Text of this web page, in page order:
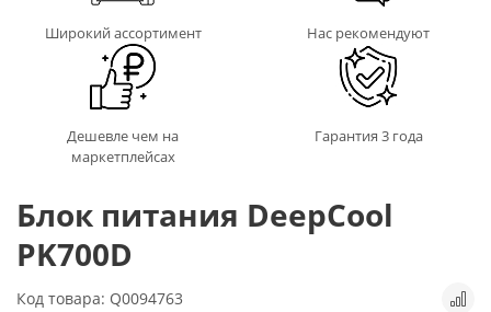
Широкий ассортимент Нас рекомендуют
Дешевле чем на
маркетплейсах
Гарантия 3 года
Блок питания DeepCool
PK700D
Код товара: Q0094763